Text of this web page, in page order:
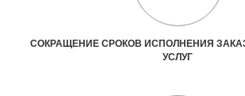
СОКРАЩЕНИЕ СРОКОВ ИСПОЛНЕНИЯ
УСЛУГ